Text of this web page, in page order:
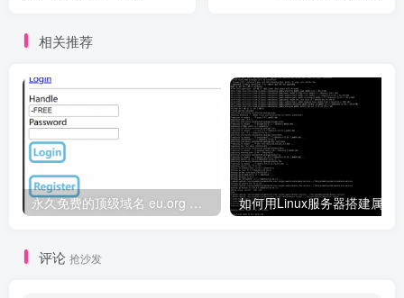
相关推荐
永久免费的顶级域名 eu.org 申请教程
评论 抢沙发